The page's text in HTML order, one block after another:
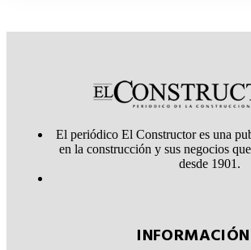
El periódico El Constructor es una
en la construcción y sus negocios
desde 1901.
INFORMACIÓN